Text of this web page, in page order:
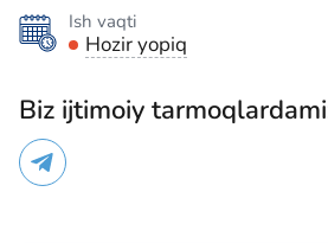
Ish vaqti
Hozir yopiq
Biz ijtimoiy